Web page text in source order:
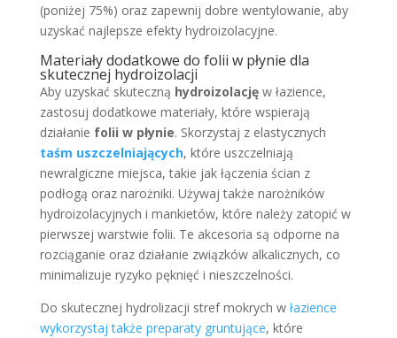
(poniżej 75%) oraz zapewnij dobre wentylowanie, aby
uzyskać najlepsze efekty hydroizolacyjne.
Materiały dodatkowe do folii w płynie dla
skutecznej hydroizolacji
Aby uzyskać skuteczną hydroizolacjęw łazience,
zastosuj dodatkowe materiały, które wspierają
działanie folii w płynie. Skorzystaj z elastycznych
taśm uszczelniających, które uszczelniają
newralgiczne miejsca, takie jak łączenia ścian z
podłogą oraz narożniki. Używaj także narożników
hydroizolacyjnych i mankietów, które należy zatopić w
pierwszej warstwie folii. Te akcesoria są odporne na
rozciąganie oraz działanie związków alkalicznych, co
minimalizuje ryzyko pęknięć i nieszczelności.
Do skutecznej hydrolizacji stref mokrych w łazience
wykorzystaj także preparaty gruntujące, które